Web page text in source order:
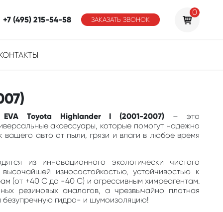
+7 (495) 215-54-58 ЗАКАЗАТЬ ЗВОНОК
0
EVA Toyota Highlander I (2001-2007) – это
аксессуары, которые помогут надежно
вашего авто от пыли, грязи и влаги в любое время
из инновационного экологически чистого
износостойкостью, устойчивостью к
(от +40 С до -40 С) и агрессивным химреагентам.
резиновых аналогов, а чрезвычайно плотная
безупречную гидро- и шумоизоляцию!